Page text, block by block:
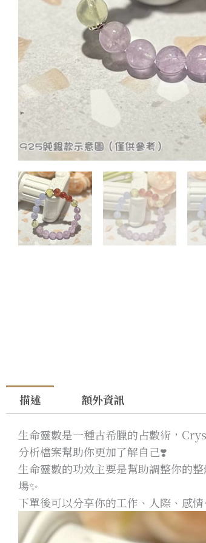
描述 額外資訊
生命靈數是一種古希臘的占數術，
分析檔案幫助你更加了解自己❣️
生命靈數的功效主要是幫助調整你的
場✨
下單後可以分享你的工作、人際、感